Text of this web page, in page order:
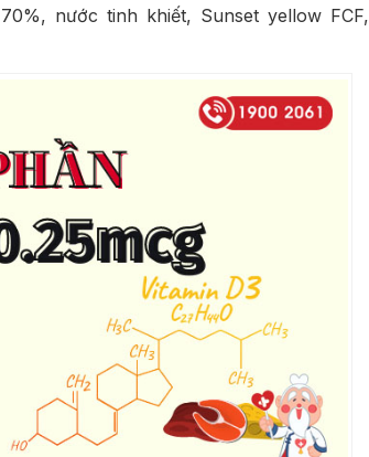
nước tinh khiết, Sunset yellow FCF,